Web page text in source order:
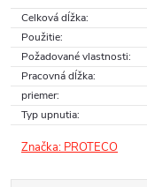
Celková dĺžka:
Použitie:
Požadované vlastnosti:
Pracovná dĺžka:
priemer:
Typ upnutia:
Značka: PROTECO